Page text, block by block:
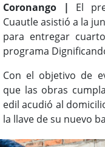
Coronango |
El
Cuautle asistió a la
para entregar
programa
Con el objetivo de
que las obras
edil acudió al
la llave de su nuevo